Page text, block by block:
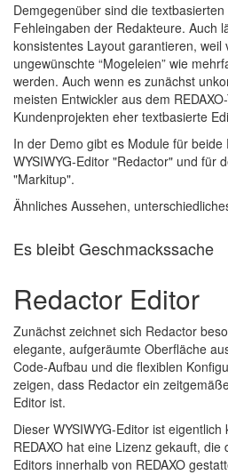
Demgegenüber sind die
Fehleingaben der Redakteure. Auch
konsistentes Layout garantieren, weil
ungewünschte “Mogeleien” wie
werden. Auch wenn es zunächst
meisten Entwickler aus dem
Kundenprojekten eher textbasierte
In der Demo gibt es Module für beide
WYSIWYG-Editor "Redactor" und für
"Markitup".
Ähnliches Aussehen,
Es bleibt Geschmackssache
Redactor Editor
Zunächst zeichnet sich Redactor
elegante, aufgeräumte Oberfläche
Code-Aufbau und die flexiblen
zeigen, dass Redactor ein
Editor ist.
Dieser WYSIWYG-Editor ist eigentlich
REDAXO hat eine Lizenz gekauft, die
Editors innerhalb von REDAXO